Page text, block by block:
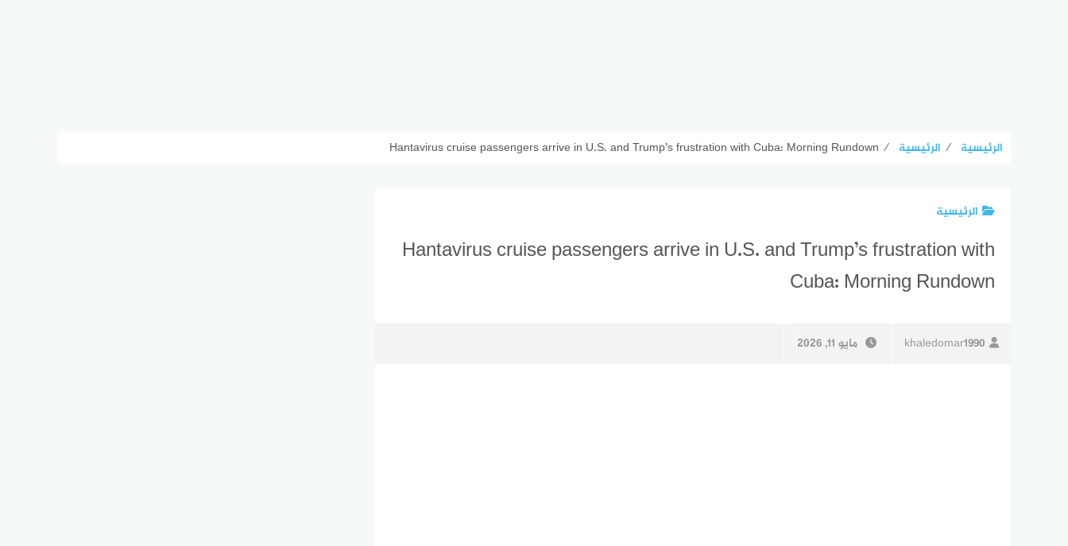
الرئيسية ⁄ الرئيسية ⁄
Hantavirus cruise passengers arrive in U.S. and Trump’s frustration with Cuba: Morning Rundown
الرئيسية
Hantavirus cruise passengers arrive in U.S. and Trump’s frustration with
Cuba: Morning Rundown
khaledomar1990 مايو 11, 2026